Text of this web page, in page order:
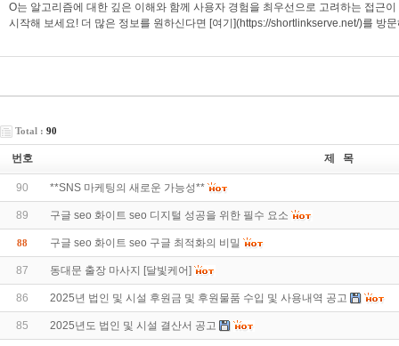
O는 알고리즘에 대한 깊은 이해와 함께 사용자 경험을 최우선으로 고려하는 접근
시작해 보세요! 더 많은 정보를 원하신다면 [여기](https://shortlinkserve.net/)를 방
Total : 90
번호 제 목
90 **SNS 마케팅의 새로운 가능성**
89 구글 seo 화이트 seo 디지털 성공을 위한 필수 요소
88 구글 seo 화이트 seo 구글 최적화의 비밀
87 동대문 출장 마사지 [달빛케어]
86 2025년 법인 및 시설 후원금 및 후원물품 수입 및 사용내역 공고
85 2025년도 법인 및 시설 결산서 공고